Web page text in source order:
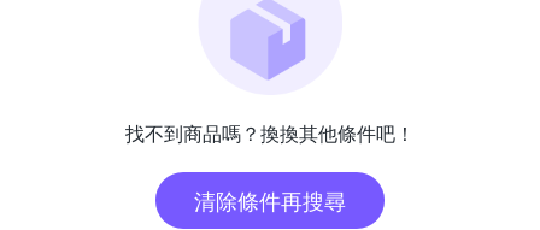
找不到商品嗎？換換其他條件吧！
清除條件再搜尋